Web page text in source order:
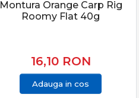
Montura Orange Carp Rig
Roomy Flat 40g
16,10 RON
Adauga in cos